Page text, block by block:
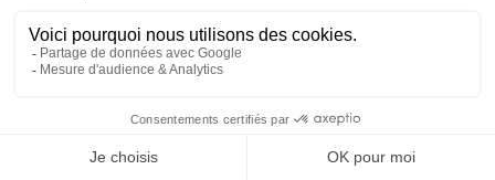
DÉGUSTATION DE PORTO À LISBONNE :
PRÉSENTATION
Plongez au cœur des saveurs uniques du Porto lors de votre EVJF à
Mon EVJF à Lisbonne